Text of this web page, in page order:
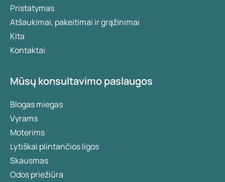
Pristatymas
Atšaukimai, pakeitimai ir grąžinimai
Kita
Kontaktai
Mūsų konsultavimo paslaugos
Blogas miegas
Vyrams
Moterims
Lytiškai plintančios ligos
Skausmas
Odos priežiūra